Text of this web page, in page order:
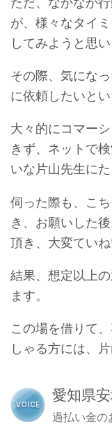
が、様々なタイ
してみようと思い
その際、気にな
に依頼したいとい
大々的にコマー
きず、ネットで
いな片山先生にた
伺った際も、こ
き、お願いした
頂き、大変てい
結果、想定以上
ます。
この場を借りて
しゃる方には、
愛知県
過払い金の